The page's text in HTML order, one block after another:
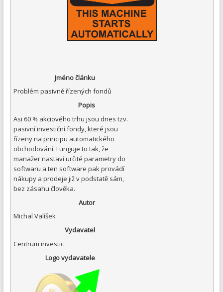
Jméno článku
Problém pasivně řízených fondů
Popis
Asi 60 % akciového trhu jsou dnes tzv.
pasivní investiční fondy, které jsou
řízeny na principu automatického
obchodování. Funguje to tak, že
manažer nastaví určité parametry do
softwaru a ten software pak provádí
nákupy a prodeje již v podstatě sám,
bez zásahu člověka.
Autor
Michal Valíšek
Vydavatel
Centrum investic
Logo vydavatele